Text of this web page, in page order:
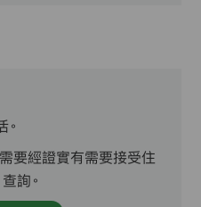
要經證實有需要接受住
詢。